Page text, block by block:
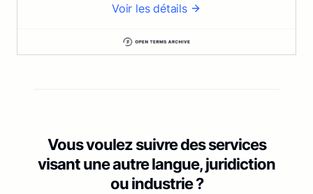
Voir les détails
Vous voulez suivre des services
visant une autre langue, juridiction
ou industrie ?